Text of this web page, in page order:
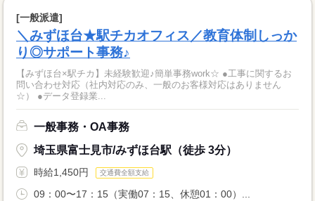
[一般派遣]
＼みずほ台★駅チカオフィス／教育体制しっか
り◎サポート事務♪
【みずほ台×駅チカ】未経験歓迎♪簡単事務work☆ ●工事に関するお
問い合わせ対応（社内対応のみ、一般のお客様対応はありません
☆） ●データ登録業...
一般事務・OA事務
埼玉県富士見市/みずほ台駅（徒歩 3分）
時給1,450円 交通費全額支給
09：00〜17：15（実働07：15、休憩01：00）...